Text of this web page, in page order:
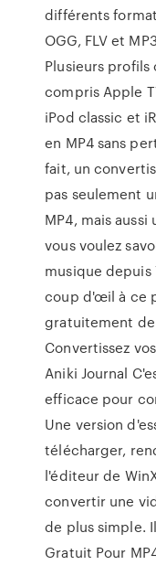
différents
OGG, FLV et
Plusieurs
compris Apple
iPod classic et
en MP4 sans
fait, un
pas seulement
MP4, mais
vous voulez
musique depuis
coup d'œil à ce
gratuitement de
Convertissez
Aniki Journal
efficace pour
Une version
télécharger,
l'éditeur de
convertir une
de plus simple.
Gratuit Pour